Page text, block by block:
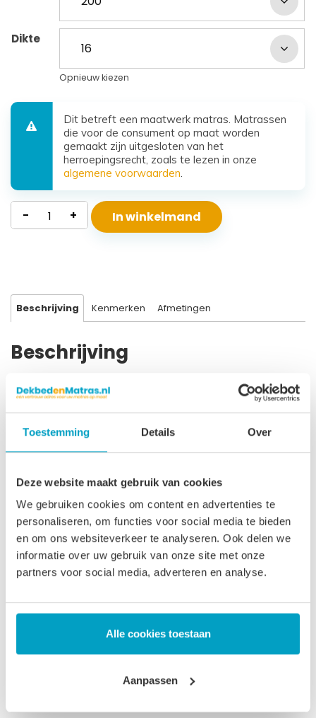
Toestemming Details Over
Deze website maakt gebruik van cookies
We gebruiken cookies om content en advertenties te
personaliseren, om functies voor social media te bieden
en om ons websiteverkeer te analyseren. Ook delen we
informatie over uw gebruik van onze site met onze
partners voor social media, adverteren en analyse.
Alle cookies toestaan
Aanpassen
Dikte
Opnieuw kiezen
Dit betreft een maatwerk matras. Matrassen
die voor de consument op maat worden
gemaakt zijn uitgesloten van het
herroepingsrecht, zoals te lezen in onze
algemene voorwaarden.
Polyether
Matras
- + In winkelmand
Beschrijving Kenmerken Afmetingen
Beschrijving
Kern Polyether SG40 Hoogte 16 cm Afritsbare uitwasbare
bekleding Bekleding doorgestikt met 300 gr/m2 Clima Top
iedereen die graag wat stevig slaapt. De standaardmaten
zijn doorgaans op voorraad. Andere maten ± 3 weken
levertijd.
Let op, door het flexibele materiaal, kunnen matrassen tot
2% afwijken in afmeting. Maatwerk matrassen zijn niet
direct leverbaar, de productie kost 3-4 weken tijd. Voor onze
algemene voorwaarden.